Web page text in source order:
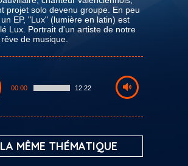
projet solo devenu groupe. En peu
EP, "Lux" (lumière en latin) est
Lux. Portrait d'un artiste de notre
de musique.
00:00 12:22
MÊME THÉMATIQUE